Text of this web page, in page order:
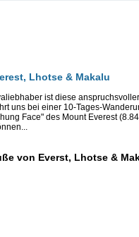
Lhotse & Makalu
ist diese
uns bei einer 10-Tages-
Face" des Mount Everest
von Everst, Lhotse &